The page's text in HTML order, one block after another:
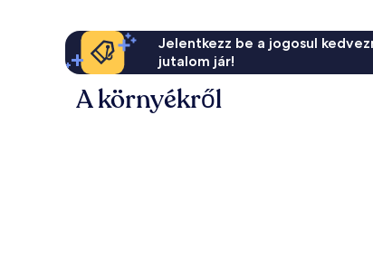
Jelentkezz be a jogosul
jutalom jár!
A környékről